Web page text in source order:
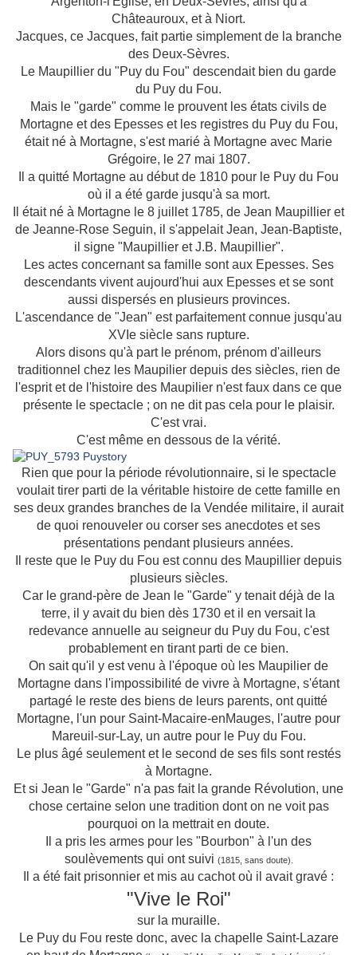
Châteauroux, et à Niort.
Jacques, ce Jacques, fait partie simplement de la branche
des Deux-Sèvres.
Le Maupillier du "Puy du Fou" descendait bien du garde
du Puy du Fou.
Mais le "garde" comme le prouvent les états civils de
Mortagne et des Epesses et les registres du Puy du Fou,
était né à Mortagne, s'est marié à Mortagne avec Marie
Grégoire, le 27 mai 1807.
Il a quitté Mortagne au début de 1810 pour le Puy du Fou
où il a été garde jusqu'à sa mort.
Il était né à Mortagne le 8 juillet 1785, de Jean Maupillier et
de Jeanne-Rose Seguin, il s'appelait Jean, Jean-Baptiste,
il signe "Maupillier et J.B. Maupillier".
Les actes concernant sa famille sont aux Epesses. Ses
descendants vivent aujourd'hui aux Epesses et se sont
aussi dispersés en plusieurs provinces.
L'ascendance de "Jean" est parfaitement connue jusqu'au
XVIe siècle sans rupture.
Alors disons qu'à part le prénom, prénom d'ailleurs
traditionnel chez les Maupilier depuis des siècles, rien de
l'esprit et de l'histoire des Maupilier n'est faux dans ce que
présente le spectacle ; on ne dit pas cela pour le plaisir.
C'est vrai.
C'est même en dessous de la vérité.
Rien que pour la période révolutionnaire, si le spectacle
voulait tirer parti de la véritable histoire de cette famille en
ses deux grandes branches de la Vendée militaire, il aurait
de quoi renouveler ou corser ses anecdotes et ses
présentations pendant plusieurs années.
Il reste que le Puy du Fou est connu des Maupillier depuis
plusieurs siècles.
Car le grand-père de Jean le "Garde" y tenait déjà de la
terre, il y avait du bien dès 1730 et il en versait la
redevance annuelle au seigneur du Puy du Fou, c'est
probablement en tirant parti de ce bien.
On sait qu'il y est venu à l'époque où les Maupilier de
Mortagne dans l'impossibilité de vivre à Mortagne, s'étant
partagé le reste des biens de leurs parents, ont quitté
Mortagne, l'un pour Saint-Macaire-enMauges, l'autre pour
Mareuil-sur-Lay, un autre pour le Puy du Fou.
Le plus âgé seulement et le second de ses fils sont restés
à Mortagne.
Et si Jean le "Garde" n'a pas fait la grande Révolution, une
chose certaine selon une tradition dont on ne voit pas
pourquoi on la mettrait en doute.
Il a pris les armes pour les "Bourbon" à l'un des
soulèvements qui ont suivi (1815, sans doute).
Il a été fait prisonnier et mis au cachot où il avait gravé :
"Vive le Roi"
sur la muraille.
Le Puy du Fou reste donc, avec la chapelle Saint-Lazare